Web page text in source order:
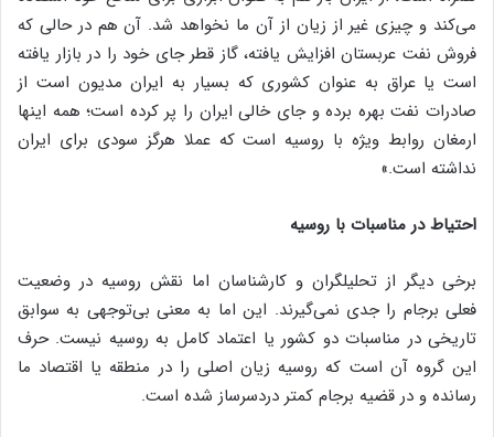
می‌کند و چیزی غیر از زیان از آن ما نخواهد شد. آن هم در حالی که
فروش نفت عربستان افزایش یافته، گاز قطر جای خود را در بازار یافته
است یا عراق به عنوان کشوری که بسیار به ایران مدیون است از
صادرات نفت بهره برده و جای خالی ایران را پر کرده است؛ همه اینها
ارمغان روابط ویژه با روسیه است که عملا هرگز سودی برای ایران
نداشته است.»
احتیاط در مناسبات با روسیه
برخی دیگر از تحلیلگران و کارشناسان اما نقش روسیه در وضعیت
فعلی برجام را جدی نمی‌گیرند. این اما به معنی بی‌توجهی به سوابق
تاریخی در مناسبات دو کشور یا اعتماد کامل به روسیه نیست. حرف
این گروه آن است که روسیه زیان اصلی را در منطقه یا اقتصاد ما
رسانده و در قضیه برجام کمتر دردسرساز شده است.